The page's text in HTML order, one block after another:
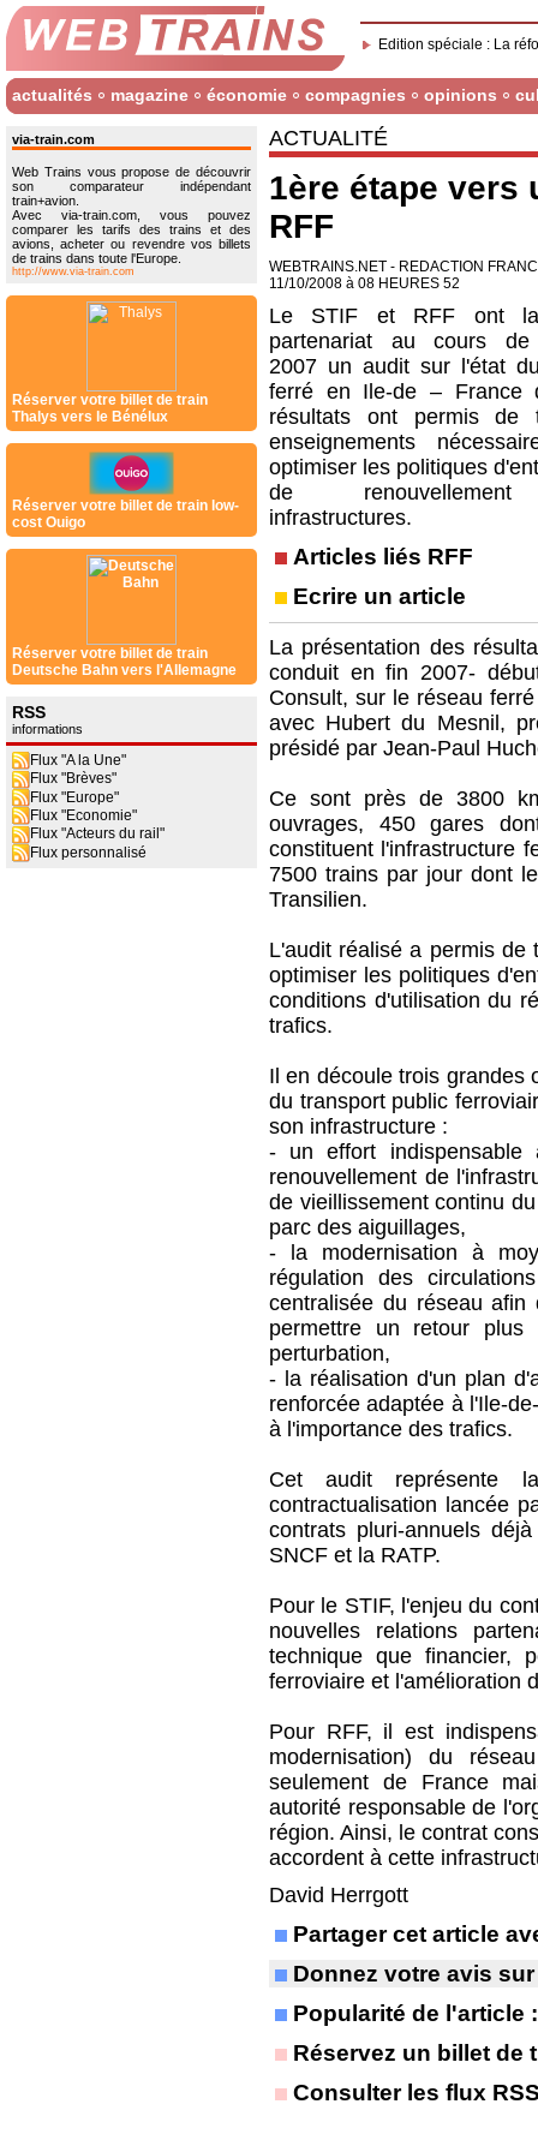
Edition spéciale : La
actualités magazine économie compagnies opinions
via-train.com
Web Trains vous propose de découvrir
son comparateur indépendant
train+avion.
Avec via-train.com, vous pouvez
comparer les tarifs des trains et des
avions, acheter ou revendre vos billets
de trains dans toute l'Europe.
http://www.via-train.com
Réserver votre billet de train
Thalys vers le Bénélux
Réserver votre billet de train low-
cost Ouigo
Réserver votre billet de train
Deutsche Bahn vers l'Allemagne
RSS
informations
Flux "A la Une"
Flux "Brèves"
Flux "Europe"
Flux "Economie"
Flux "Acteurs du rail"
Flux personnalisé
ACTUALITÉ
1ère étape vers
RFF
WEBTRAINS.NET - REDACTION
11/10/2008 à 08 HEURES 52
Le STIF et RFF ont
partenariat au cours de
2007 un audit sur l'état
ferré en Ile‐de – France
résultats ont permis de
enseignements
optimiser les politiques
de
infrastructures.
Articles liés RFF
Ecrire un article
La présentation des
conduit en fin 2007‐
Consult, sur le réseau
avec Hubert du Mesnil,
présidé par Jean‐Paul
Ce sont près de 3800
ouvrages, 450 gares
constituent l'infrastructure
7500 trains par jour dont
Transilien.
L'audit réalisé a permis de
optimiser les politiques
conditions d'utilisation du
trafics.
Il en découle trois grandes
du transport public
son infrastructure :
‐ un effort indispensable
renouvellement de
de vieillissement continu
parc des aiguillages,
‐ la modernisation à
régulation des
centralisée du réseau
permettre un retour
perturbation,
‐ la réalisation d'un plan
renforcée adaptée à
à l'importance des trafics.
Cet audit représente
contractualisation lancée
contrats pluri‐annuels
SNCF et la RATP.
Pour le STIF, l'enjeu du
nouvelles relations
technique que financier,
ferroviaire et l'amélioration
Pour RFF, il est
modernisation) du
seulement de France
autorité responsable de
région. Ainsi, le contrat
accordent à cette
David Herrgott
Partager cet article
Donnez votre avis
Popularité de l'article
Réservez un billet de
Consulter les flux